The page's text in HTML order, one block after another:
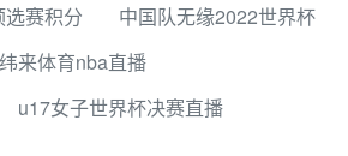
赛积分
中国队无缘2022世界杯
纬来体育nba直播
u17女子世界杯决赛直播